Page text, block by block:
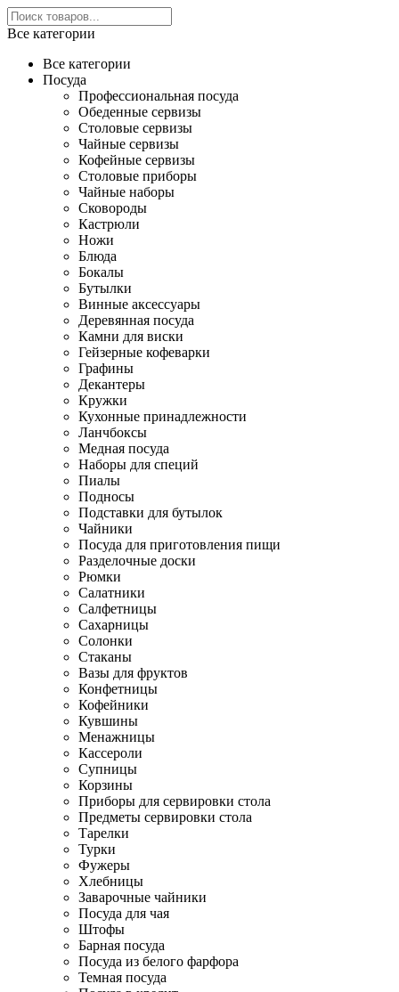
Все категории
Все категории
Посуда
Профессиональная посуда
Обеденные сервизы
Столовые сервизы
Чайные сервизы
Кофейные сервизы
Столовые приборы
Чайные наборы
Сковороды
Кастрюли
Ножи
Блюда
Бокалы
Бутылки
Винные аксессуары
Деревянная посуда
Камни для виски
Гейзерные кофеварки
Графины
Декантеры
Кружки
Кухонные принадлежности
Ланчбоксы
Медная посуда
Наборы для специй
Пиалы
Подносы
Подставки для бутылок
Чайники
Посуда для приготовления пищи
Разделочные доски
Рюмки
Салатники
Салфетницы
Сахарницы
Солонки
Стаканы
Вазы для фруктов
Конфетницы
Кофейники
Кувшины
Менажницы
Кассероли
Супницы
Корзины
Приборы для сервировки стола
Предметы сервировки стола
Тарелки
Турки
Фужеры
Хлебницы
Заварочные чайники
Посуда для чая
Штофы
Барная посуда
Посуда из белого фарфора
Темная посуда